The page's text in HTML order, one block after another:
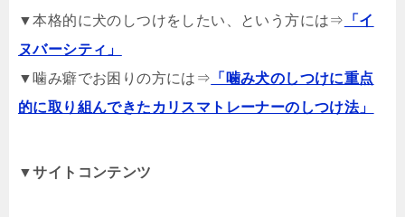
▼本格的に犬のしつけをしたい、という方には⇒
「イ
ヌバーシティ」
▼噛み癖でお困りの方には⇒ 「噛み犬のしつけに重点
的に取り組んできたカリスマトレーナーのしつけ法」
▼サイトコンテンツ